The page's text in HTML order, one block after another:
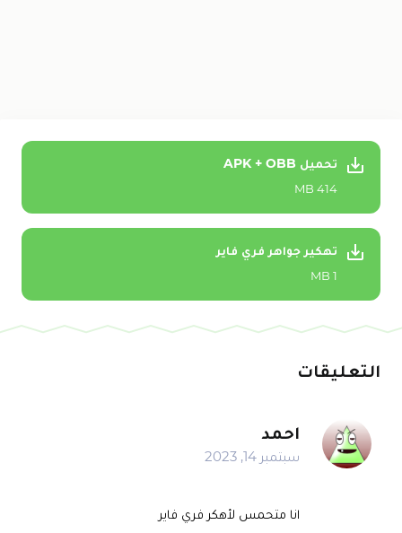
تحميل APK + OBB
414 MB
تهكير جواهر فري فاير
1 MB
التعليقات
احمد
سبتمبر 14, 2023
انا متحمس لأهكر فري فاير